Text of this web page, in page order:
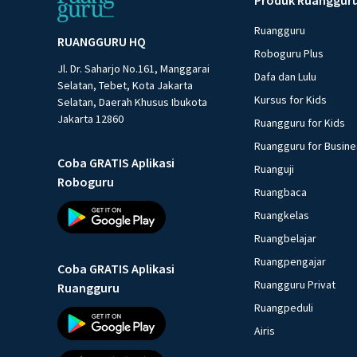
RUANGGURU HQ
Jl. Dr. Saharjo No.161, Manggarai
Selatan, Tebet, Kota Jakarta
Selatan, Daerah Khusus Ibukota
Jakarta 12860
Coba GRATIS Aplikasi
Roboguru
Coba GRATIS Aplikasi
Ruangguru
Ruangguru
Roboguru Plus
Dafa dan Lulu
Kursus for Kids
Ruangguru for Kids
Ruangguru for
Ruanguji
Ruangbaca
Ruangkelas
Ruangbelajar
Ruangpengajar
Ruangguru Privat
Ruangpeduli
Airis